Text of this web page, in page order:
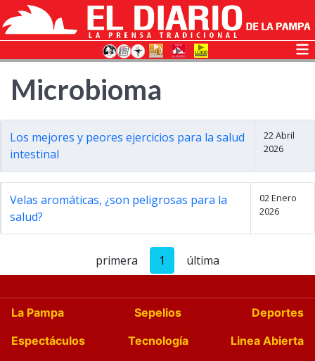
Microbioma
Los mejores y peores ejercicios para la salud
intestinal
22 Abril
2026
Velas aromáticas, ¿son peligrosas para la
salud?
02 Enero
2026
primera 1 última
La Pampa Sepelios
Deportes
Espectáculos
Tecnología
Linea Abierta